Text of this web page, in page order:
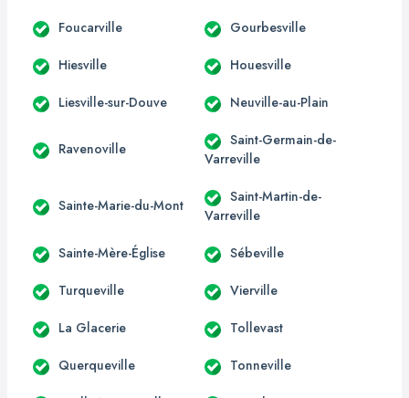
Foucarville Gourbesville
Hiesville Houesville
Liesville-sur-Douve Neuville-au-Plain
Ravenoville
Saint-Germain-de-
Varreville
Sainte-Marie-du-Mont
Saint-Martin-de-
Varreville
Sainte-Mère-Église Sébeville
Turqueville Vierville
La Glacerie Tollevast
Querqueville Tonneville